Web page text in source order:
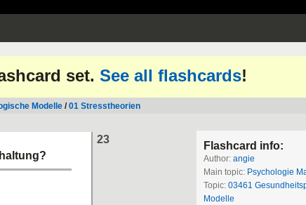
set. See all flashcards!
Modelle /01 Stresstheorien
23
Flashcard info:
Author: angie
Main topic: Psychologie
Topic: 03461
Modelle